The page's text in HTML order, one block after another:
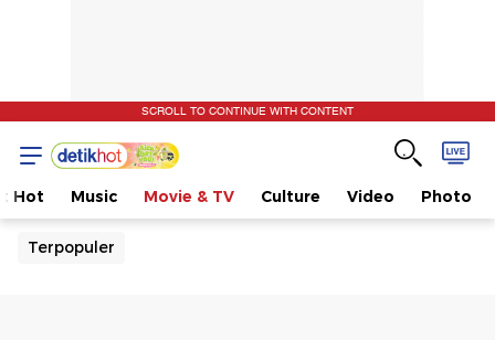
SCROLL TO CONTINUE WITH CONTENT
Hot Music Movie & TV Culture Video Photo
Terpopuler